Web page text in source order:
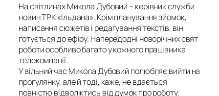
На світлинах Микола Дубовий – керівник служби
новин ТРК «Ільдана». Крім планування зйомок,
написання сюжетів і редагування текстів, він
готується до ефіру. Напередодні новорічних свят
роботи особливо багато у кожного працівника
телекомпанії.
У вільний час Микола Дубовий полюбляє вийти на
прогулянку, але й тоді, каже, не вдається
повністю відволіктись від думок про роботу.